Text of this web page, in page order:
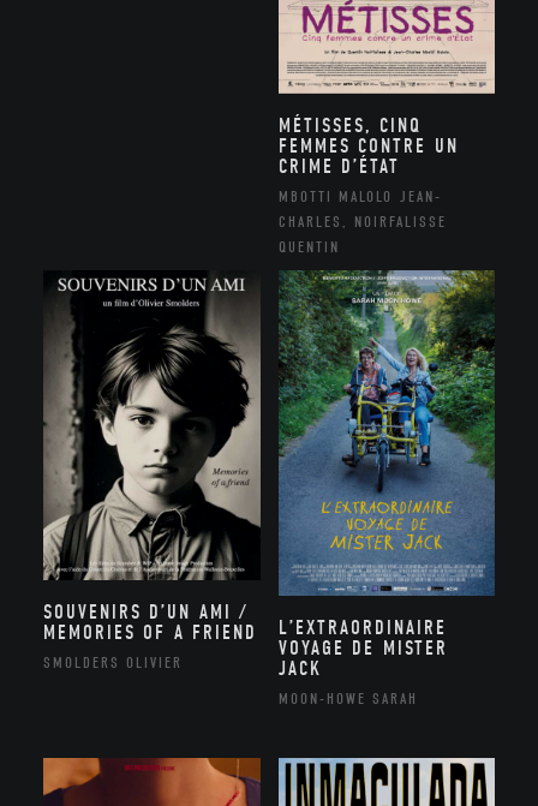
MÉTISSES, CINQ
FEMMES CONTRE UN
CRIME D’ÉTAT
MBOTTI MALOLO JEAN-
CHARLES, NOIRFALISSE
QUENTIN
SOUVENIRS D’UN AMI /
MEMORIES OF A FRIEND
SMOLDERS OLIVIER
L’EXTRAORDINAIRE
VOYAGE DE MISTER
JACK
MOON-HOWE SARAH